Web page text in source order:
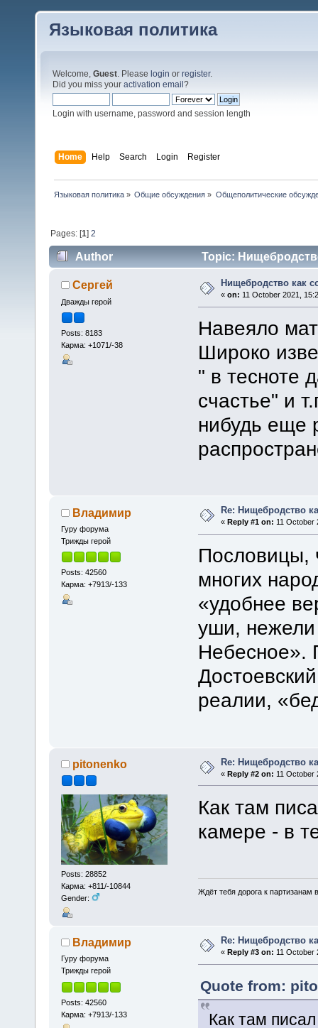
Языковая политика
Welcome, Guest. Please login or register.
Did you miss your activation email ?
Login with username, password and session length
Home Help Search Login Register
Языковая политика» Общие обсуждения » Общеполитические
Pages: [1]2
Author Topic:
Сергей
Дважды герой
Posts: 8183
Карма: +1071/-38
Нищебродство как
«on: 11 October 2021,
Навеяло
Широко
" в тесноте
счастье" и
нибудь еще
Владимир
Гуру форума
Трижды герой
Posts: 42560
Карма: +7913/-133
Re: Нищебродство
« Reply #1 on: 11 October
Пословицы,
многих
«удобнее
уши, нежели
Небесное».
реалии,
pitonenko
Posts: 28852
Карма: +811/-10844
Gender:
Re: Нищебродство
«Reply #2 on: 11 October
Как там
камере - в
Ждёт тебя дорога к партизанам
Владимир
Гуру форума
Трижды герой
Posts: 42560
Карма: +7913/-133
Re: Нищебродство
«Reply #3 on: 11 October
Quote from:
Как там